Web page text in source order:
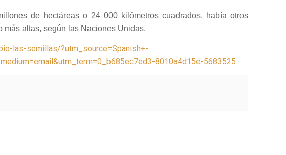
de hectáreas o 24 000 kilómetros cuadrados, había otros
altas, según las Naciones Unidas.
las-semillas/?utm_source=Spanish+-
8010a4d15e-5683525